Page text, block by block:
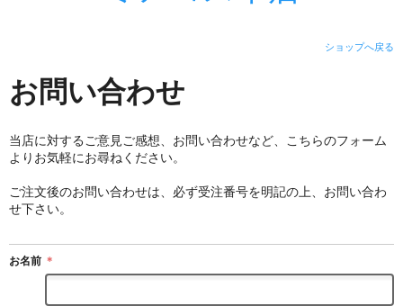
ショップへ戻る
お問い合わせ
当店に対するご意見ご感想、お問い合わせなど、こちらのフォーム
よりお気軽にお尋ねください。
ご注文後のお問い合わせは、必ず受注番号を明記の上、お問い合わ
せ下さい。
お名前 ＊